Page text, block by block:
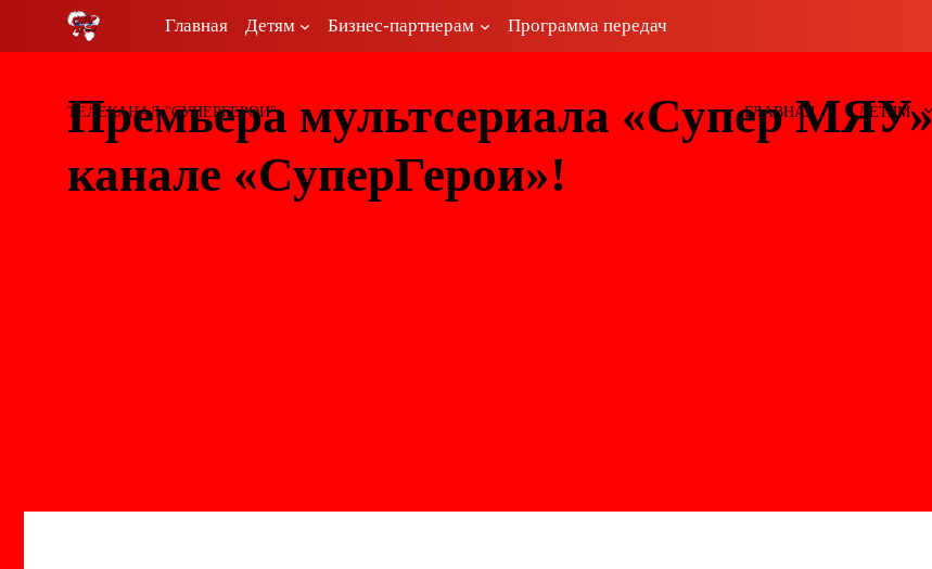
Главная Детям Бизнес-партнерам Программа передач
ТЕЛЕКАНАЛ "СУПЕРГЕРОИ" ГЛАВНАЯ ДЕТЯМ
Премьера мультсериала «Супер
канале «СуперГерои»!